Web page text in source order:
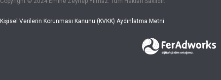
Kişisel Verilerin Korunması Kanunu (KVKK) Aydınlatma Metni